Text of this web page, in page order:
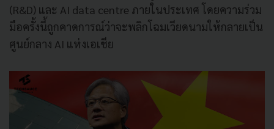
(R&D) และ AI data centre ภายในประเทศ โดยความร่วม
มือครั้งนี้ถูกคาดการณ์ว่าจะพลิกโฉมเวียดนามให้กลายเป็น
ศูนย์กลาง AI แห่งเอเชีย